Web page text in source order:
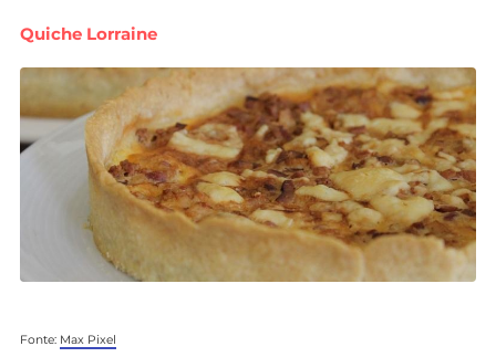
Quiche Lorraine
Fonte: Max Pixel